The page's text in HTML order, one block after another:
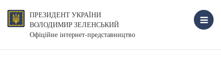
ПРЕЗИДЕНТ УКРАЇНИ
ВОЛОДИМИР ЗЕЛЕНСЬКИЙ
Офіційне інтернет-представництво